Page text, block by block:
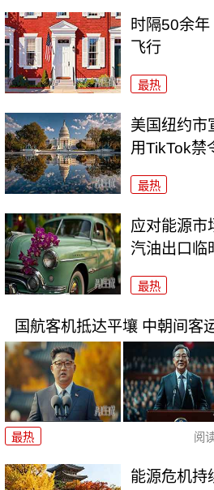
时隔50余
飞行
最热
美国纽约市
用TikTok禁
最热
应对能源市
汽油出口临
最热
国航客机抵达平壤 中朝间客
最热 阅
能源危机持